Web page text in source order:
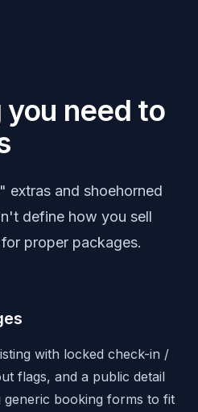
need to
extras and shoehorned
define how you sell
proper packages.
with locked check-in /
flags, and a public detail
generic booking forms to fit